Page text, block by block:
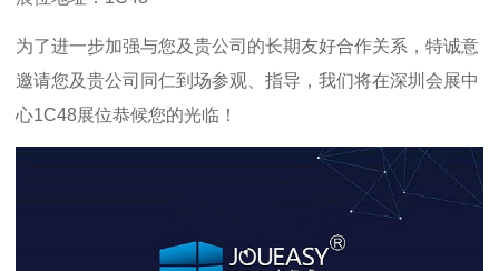
为了进一步加强与您及贵公司的长期友好合作关系，特诚意
邀请您及贵公司同仁到场参观、指导，我们将在深圳会展中
心1C48展位恭候您的光临！